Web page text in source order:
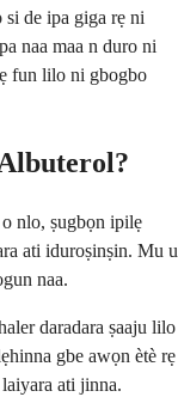
de ipa giga rẹ ni
naa maa n duro ni
fun lilo ni gbogbo
nlo, ṣugbọn ipilẹ
ati iduroṣinṣin. Mu u
naa.
daradara ṣaaju lilo
gbe awọn ètè rẹ
ati jinna.